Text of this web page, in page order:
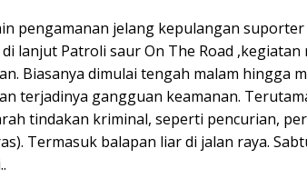
pengamanan jelang kepulangan
lanjut Patroli saur On The Road
Biasanya dimulai tengah malam hingga
terjadinya gangguan keamanan.
tindakan kriminal, seperti pencurian,
Termasuk balapan liar di jalan raya.